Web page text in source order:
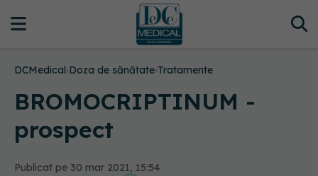
DCMedical›Doza de sănătate›Tratamente
BROMOCRIPTINUM -
prospect
Publicat pe 30 mar 2021, 15:54